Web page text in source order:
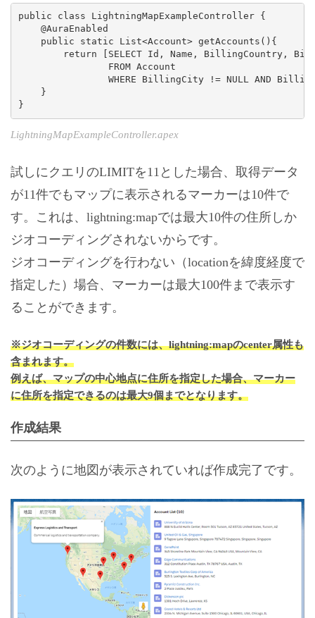
public class LightningMapExampleController {
    @AuraEnabled
    public static List<Account> getAccounts(){
return [SELECT Id, Name, BillingCountry,
                FROM Account
WHERE BillingCity != NULL AND
    }
LightningMapExampleController.apex
試しにクエリのLIMITを11とした場合、取得データ
が11件でもマップに表示されるマーカーは10件で
す。これは、lightning:mapでは最大10件の住所しか
ジオコーディングされないからです。
ジオコーディングを行わない（locationを緯度経度で
指定した）場合、マーカーは最大100件まで表示す
ることができます。
※ジオコーディングの件数には、lightning:mapのcenter属性も
含まれます。
例えば、マップの中心地点に住所を指定した場合、マーカー
に住所を指定できるのは最大9個までとなります。
作成結果
次のように地図が表示されていれば作成完了です。